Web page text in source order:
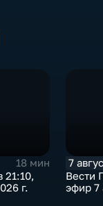
18 мин
21:10,
г.
7
Вести
эфир 7